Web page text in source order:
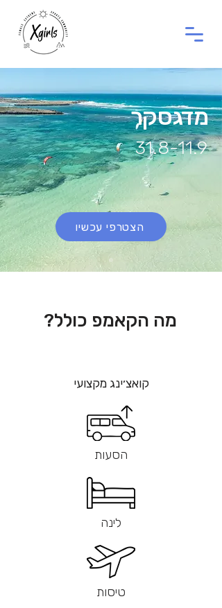
מדגסקר
31.8-11.9
הצטרפי עכשיו
מה הקאמפ כולל?
קואצ׳ינג מקצועי
הסעות
לינה
טיסות